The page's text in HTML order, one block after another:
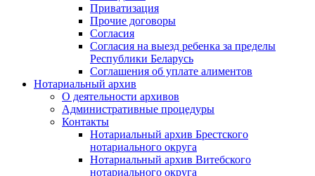
Приватизация
Прочие договоры
Согласия
Согласия на выезд ребенка за пределы
Республики Беларусь
Соглашения об уплате алиментов
Нотариальный архив
О деятельности архивов
Административные процедуры
Контакты
Нотариальный архив Брестского
нотариального округа
Нотариальный архив Витебского
нотариального округа